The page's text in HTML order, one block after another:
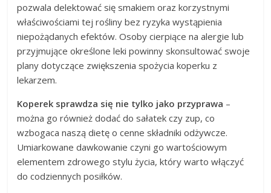
pozwala delektować się smakiem oraz korzystnymi
właściwościami tej rośliny bez ryzyka wystąpienia
niepożądanych efektów. Osoby cierpiące na alergie lub
przyjmujące określone leki powinny skonsultować swoje
plany dotyczące zwiększenia spożycia koperku z
lekarzem.
Koperek sprawdza się nie tylko jako przyprawa –
można go również dodać do sałatek czy zup, co
wzbogaca naszą dietę o cenne składniki odżywcze.
Umiarkowane dawkowanie czyni go wartościowym
elementem zdrowego stylu życia, który warto włączyć
do codziennych posiłków.